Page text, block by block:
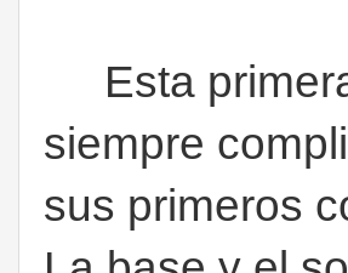
Esta
siempre
sus primeros